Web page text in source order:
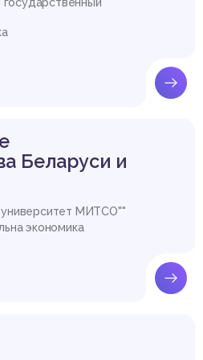
Беларуси и
МИТСО""
экономика